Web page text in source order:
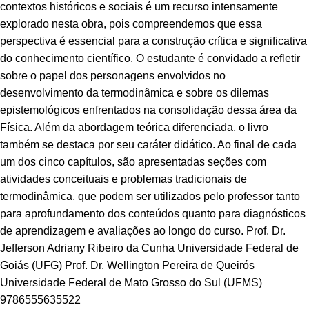
contextos históricos e sociais é um recurso intensamente
explorado nesta obra, pois compreendemos que essa
perspectiva é essencial para a construção crítica e significativa
do conhecimento científico. O estudante é convidado a refletir
sobre o papel dos personagens envolvidos no
desenvolvimento da termodinâmica e sobre os dilemas
epistemológicos enfrentados na consolidação dessa área da
Física. Além da abordagem teórica diferenciada, o livro
também se destaca por seu caráter didático. Ao final de cada
um dos cinco capítulos, são apresentadas seções com
atividades conceituais e problemas tradicionais de
termodinâmica, que podem ser utilizados pelo professor tanto
para aprofundamento dos conteúdos quanto para diagnósticos
de aprendizagem e avaliações ao longo do curso. Prof. Dr.
Jefferson Adriany Ribeiro da Cunha Universidade Federal de
Goiás (UFG) Prof. Dr. Wellington Pereira de Queirós
Universidade Federal de Mato Grosso do Sul (UFMS)
9786555635522